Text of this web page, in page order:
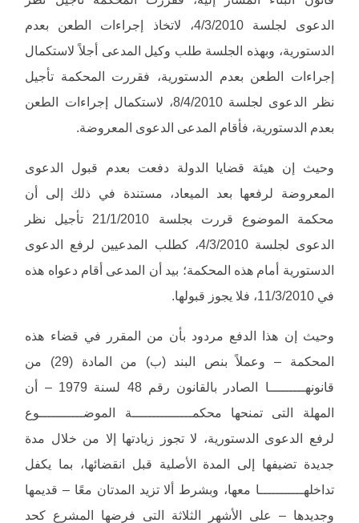
الدعوى لجلسة 4/3/2010، لاتخاذ إجراءات الطعن بعدم
الدستورية، وبهذه الجلسة طلب وكيل المدعى أجلاً لاستكمال
إجراءات الطعن بعدم الدستورية، فقررت المحكمة تأجيل
نظر الدعوى لجلسة 8/4/2010، لاستكمال إجراءات الطعن
بعدم الدستورية، فأقام المدعى الدعوى المعروضة.
وحيث إن هيئة قضايا الدولة دفعت بعدم قبول الدعوى
المعروضة لرفعها بعد الميعاد، مستندة في ذلك إلى أن
محكمة الموضوع قررت بجلسة 21/1/2010 تأجيل نظر
الدعوى لجلسة 4/3/2010، كطلب المدعيين لرفع الدعوى
الدستورية أمام هذه المحكمة؛ بيد أن المدعى أقام دعواه هذه
في 11/3/2010، فلا يجوز قبولها.
وحيث إن هذا الدفع مردود بأن من المقرر في قضاء هذه
المحكمة – وعملاً بنص البند (ب) من المادة (29) من
قانونهـــــــــا الصادر بالقانون رقم 48 لسنة 1979 – أن
المهلة التى تمنحها محكمـــــــــــــــة الموضـــــــــــوع
لرفع الدعوى الدستورية، لا تجوز زيادتها إلا من خلال مدة
جديدة تضيفها إلى المدة الأصلية قبل انقضائها، بما يكفل
تداخلهـــــــــــا معها، وبشرط ألا تزيد المدتان معًا – قديمها
وجديدها – على الأشهر الثلاثة التى فرضها المشرع كحد